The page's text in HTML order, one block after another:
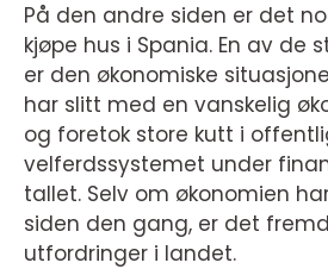
På den andre siden er det
kjøpe hus i Spania. En av de
er den økonomiske
har slitt med en vanskelig
og foretok store kutt i
velferdssystemet under
tallet. Selv om økonomien
siden den gang, er det
utfordringer i landet.